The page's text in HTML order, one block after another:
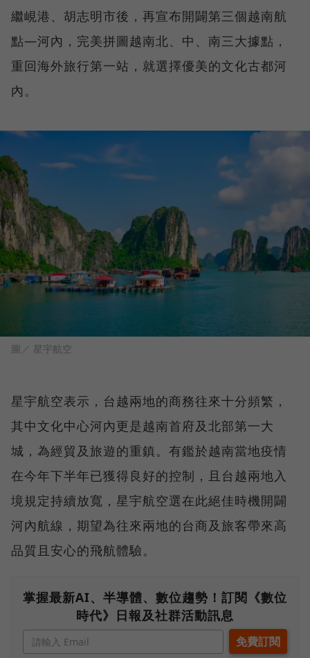
繼峴港、胡志明市後，再宣布開闢第三個越南航
點—河內，完美拼圖越南北、中、南三大據點，
重回海外旅行第一站，就選擇優美的文化古都河
內。
圖／ 星宇航空
星宇航空表示，台越兩地的商務往來十分頻繁，
其中文化中心河內更是越南首府及北部第一大
城，為經貿及旅遊的重鎮。有鑑於越南當地疫情
在今年下半年已獲得良好的控制，且台越兩地入
境規定持續放寬，星宇航空選在此絕佳時機開闢
河內航線，期望為往來兩地的台商及旅客帶來高
品質且安心的飛航體驗。
掌握最新AI、半導體、數位趨勢！訂閱《數位
時代》日報及社群活動訊息